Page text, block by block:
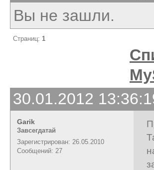
Вы не зашли.
Страниц: 1
30.01.2012
Garik
Завсегдатай
Зарегистрирован: 26.05.2010
Сообщений: 27